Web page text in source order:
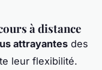
à distance
attrayantes des
leur flexibilité.